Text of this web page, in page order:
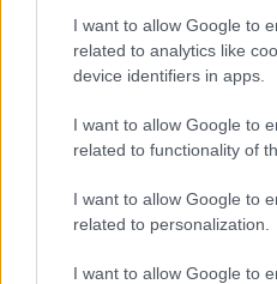
I want to allow Google to
related to analytics like
device identifiers in apps.
I want to allow Google to
related to functionality of
I want to allow Google to
related to personalization.
I want to allow Google to